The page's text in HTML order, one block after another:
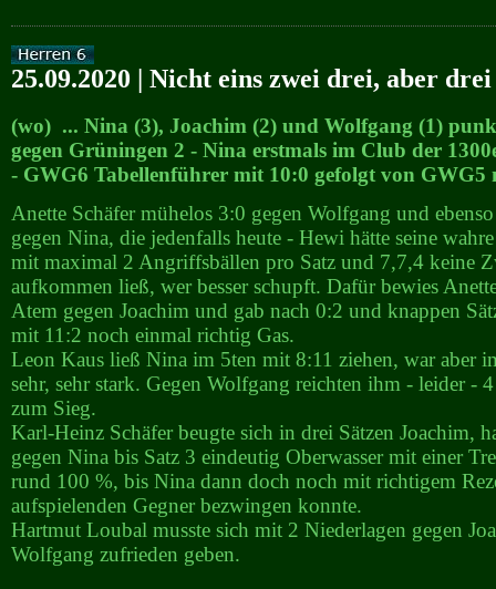
25.09.2020 | Nicht eins zwei drei, aber
(wo) ... Nina (3), Joachim (2) und Wolfgang (1)
gegen Grüningen 2 - Nina erstmals im Club der
- GWG6 Tabellenführer mit 10:0 gefolgt von GWG5
Anette Schäfer mühelos 3:0 gegen Wolfgang und
gegen Nina, die jedenfalls heute - Hewi hätte seine
mit maximal 2 Angriffsbällen pro Satz und 7,7,4 keine
aufkommen ließ, wer besser schupft. Dafür bewies
Atem gegen Joachim und gab nach 0:2 und knappen
mit 11:2 noch einmal richtig Gas.
Leon Kaus ließ Nina im 5ten mit 8:11 ziehen, war aber
sehr, sehr stark. Gegen Wolfgang reichten ihm - leider -
zum Sieg.
Karl-Heinz Schäfer beugte sich in drei Sätzen Joachim,
gegen Nina bis Satz 3 eindeutig Oberwasser mit einer
rund 100 %, bis Nina dann doch noch mit richtigem
aufspielenden Gegner bezwingen konnte.
Hartmut Loubal musste sich mit 2 Niederlagen gegen
Wolfgang zufrieden geben.